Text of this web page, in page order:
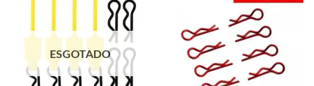
ESGOTADO